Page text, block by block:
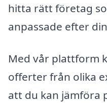
hitta rätt företag
anpassade efter
Med vår plattform
offerter från olika
att du kan jämföra